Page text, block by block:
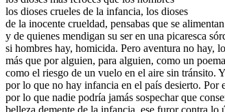
los dioses crueles de la infancia, los dioses
de la inocente crueldad, pensabas que se
y de quienes mendigan su ser en una picaresca
si hombres hay, homicida. Pero aventura no hay,
más que por alguien, para alguien, como un
como el riesgo de un vuelo en el aire sin tránsito.
por lo que no hay infancia en el país desierto. Por
por lo que nadie podría jamás sospechar que